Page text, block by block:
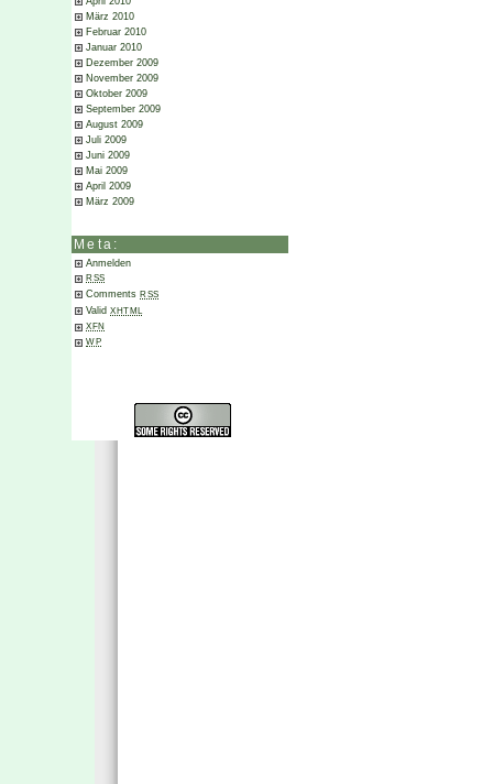
März 2010
Februar 2010
Januar 2010
Dezember 2009
November 2009
Oktober 2009
September 2009
August 2009
Juli 2009
Juni 2009
Mai 2009
April 2009
März 2009
Meta:
Anmelden
RSS
Comments RSS
Valid XHTML
XFN
WP